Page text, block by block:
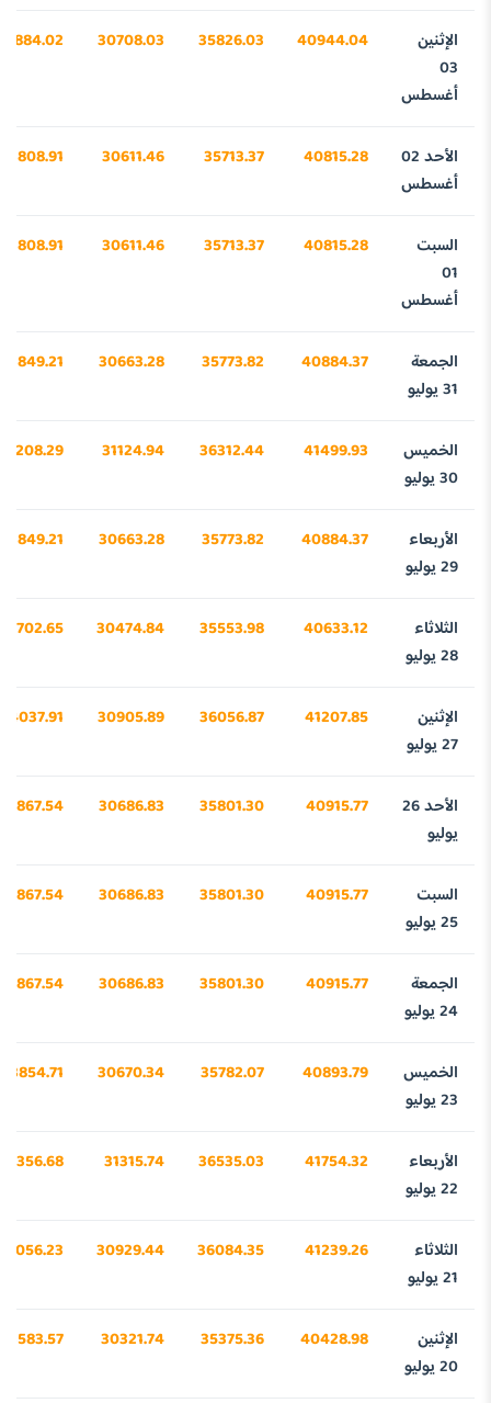
الإثنين
03
أغسطس
40944.04
35826.03
30708.03
الأحد 02
أغسطس
40815.28
35713.37
30611.46
23808.91
السبت
01
أغسطس
40815.28
35713.37
30611.46
23808.91
الجمعة
31 يوليو
40884.37
35773.82
30663.28
23849.21
الخميس
30 يوليو
41499.93
36312.44
31124.94
الأربعاء
29 يوليو
40884.37
35773.82
30663.28
23849.21
الثلاثاء
28 يوليو
40633.12
35553.98
30474.84
23702.65
الإثنين
27 يوليو
41207.85
36056.87
30905.89
24037.91
الأحد 26
يوليو
40915.77
35801.30
30686.83
23867.54
السبت
25 يوليو
40915.77
35801.30
30686.83
23867.54
الجمعة
24 يوليو
40915.77
35801.30
30686.83
23867.54
الخميس
23 يوليو
40893.79
35782.07
30670.34
23854.71
الأربعاء
22 يوليو
41754.32
36535.03
31315.74
الثلاثاء
21 يوليو
41239.26
36084.35
30929.44
الإثنين
20 يوليو
40428.98
35375.36
30321.74
23583.57